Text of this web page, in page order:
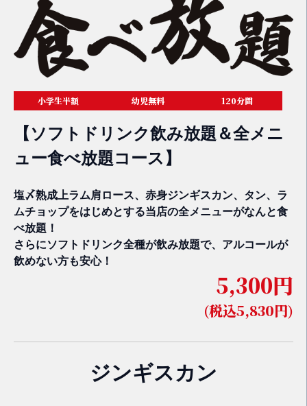
小学生半額 幼児無料 120分間
【ソフトドリンク飲み放題＆全メニ
ュー食べ放題コース】
塩〆熟成上ラム肩ロース、赤身ジンギスカン、タン、ラ
ムチョップをはじめとする当店の全メニューがなんと食
べ放題！
さらにソフトドリンク全種が飲み放題で、アルコールが
飲めない方も安心！
5,300円
(税込5,830円)
ジンギスカン